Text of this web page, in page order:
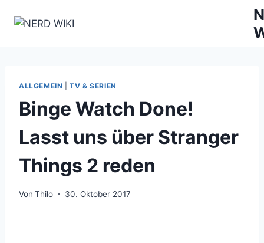
Inhalt
ALLGEMEIN |TV & SERIEN
Binge Watch Done!
Lasst uns über Stranger
Things 2 reden
Von Thilo 30. Oktober 2017